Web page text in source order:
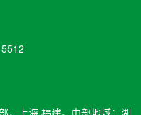
，上海,福建。中部地域；湖